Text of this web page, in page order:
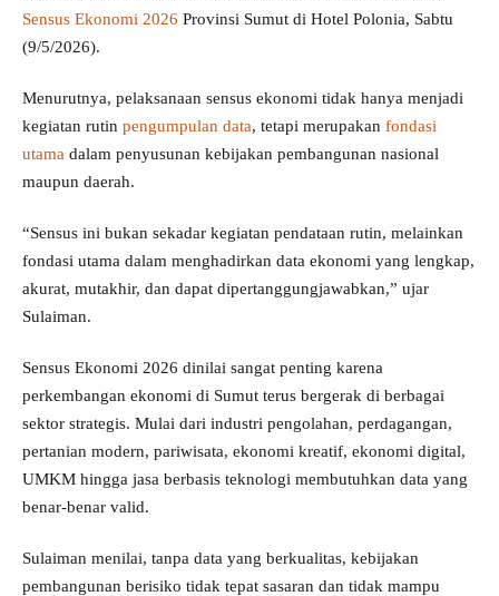
Sensus Ekonomi 2026 Provinsi Sumut di Hotel Polonia, Sabtu
(9/5/2026).
Menurutnya, pelaksanaan sensus ekonomi tidak hanya menjadi
kegiatan rutin pengumpulan data, tetapi merupakan fondasi
utama dalam penyusunan kebijakan pembangunan nasional
maupun daerah.
“Sensus ini bukan sekadar kegiatan pendataan rutin, melainkan
fondasi utama dalam menghadirkan data ekonomi yang lengkap,
akurat, mutakhir, dan dapat dipertanggungjawabkan,” ujar
Sulaiman.
Sensus Ekonomi 2026 dinilai sangat penting karena
perkembangan ekonomi di Sumut terus bergerak di berbagai
sektor strategis. Mulai dari industri pengolahan, perdagangan,
pertanian modern, pariwisata, ekonomi kreatif, ekonomi digital,
UMKM hingga jasa berbasis teknologi membutuhkan data yang
benar-benar valid.
Sulaiman menilai, tanpa data yang berkualitas, kebijakan
pembangunan berisiko tidak tepat sasaran dan tidak mampu